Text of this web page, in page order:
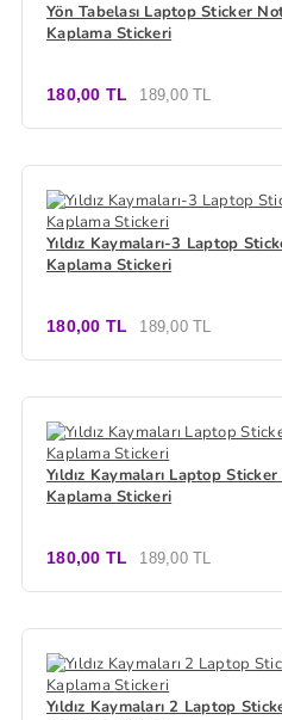
Yön Tabelası Laptop Sticker
Kaplama Stickeri
180,00 TL 189,00 TL
Yıldız Kaymaları-3 Laptop
Kaplama Stickeri
180,00 TL 189,00 TL
Yıldız Kaymaları Laptop
Kaplama Stickeri
180,00 TL 189,00 TL
Yıldız Kaymaları 2 Laptop